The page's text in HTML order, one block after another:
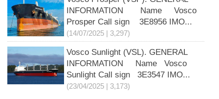
INFORMATION Name Vosco
Prosper Call sign 3E8956 IMO...
(14/07/2025 | 3,297)
Vosco Sunlight (VSL). GENERAL
INFORMATION Name Vosco
Sunlight Call sign 3E3547 IMO...
(23/04/2025 | 3,173)